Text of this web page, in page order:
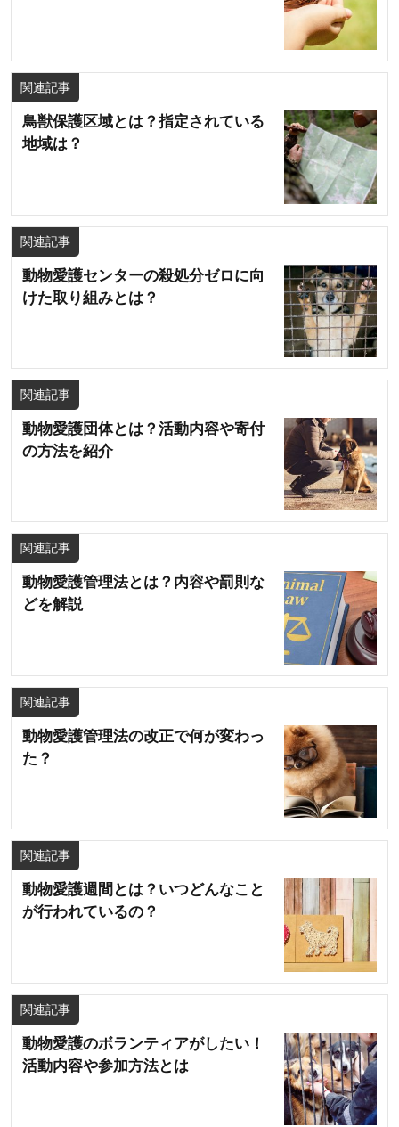
関連記事
鳥獣保護区域とは？指定されている
地域は？
関連記事
動物愛護センターの殺処分ゼロに向
けた取り組みとは？
関連記事
動物愛護団体とは？活動内容や寄付
の方法を紹介
関連記事
動物愛護管理法とは？内容や罰則な
どを解説
関連記事
動物愛護管理法の改正で何が変わっ
た？
関連記事
動物愛護週間とは？いつどんなこと
が行われているの？
関連記事
動物愛護のボランティアがしたい！
活動内容や参加方法とは